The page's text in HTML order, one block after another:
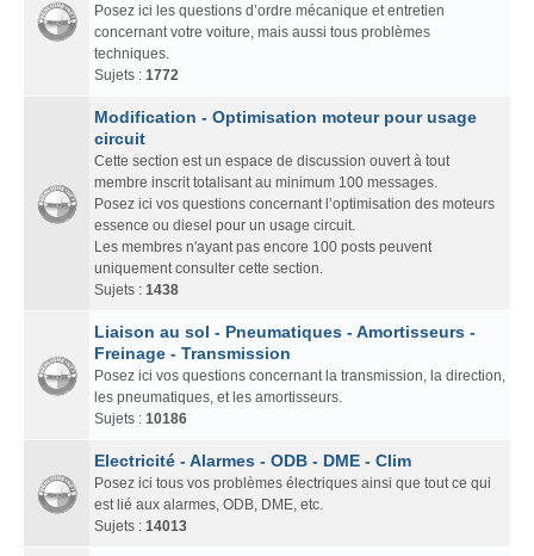
Posez ici les questions d’ordre mécanique et entretien
concernant votre voiture, mais aussi tous problèmes
techniques.
Sujets : 1772
Modification - Optimisation moteur pour usage
circuit
Cette section est un espace de discussion ouvert à tout
membre inscrit totalisant au minimum 100 messages.
Posez ici vos questions concernant l’optimisation des moteurs
essence ou diesel pour un usage circuit.
Les membres n'ayant pas encore 100 posts peuvent
uniquement consulter cette section.
Sujets : 1438
Liaison au sol - Pneumatiques - Amortisseurs -
Freinage - Transmission
Posez ici vos questions concernant la transmission, la direction,
les pneumatiques, et les amortisseurs.
Sujets : 10186
Electricité - Alarmes - ODB - DME - Clim
Posez ici tous vos problèmes électriques ainsi que tout ce qui
est lié aux alarmes, ODB, DME, etc.
Sujets : 14013